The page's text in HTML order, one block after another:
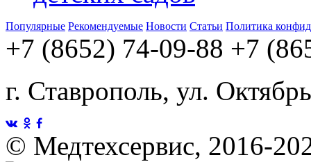
Популярные Рекомендуемые Новости Статьи Политика
+7 (8652) 74-09-88 +7
г. Ставрополь, ул.
© Медтехсервис, 2016-